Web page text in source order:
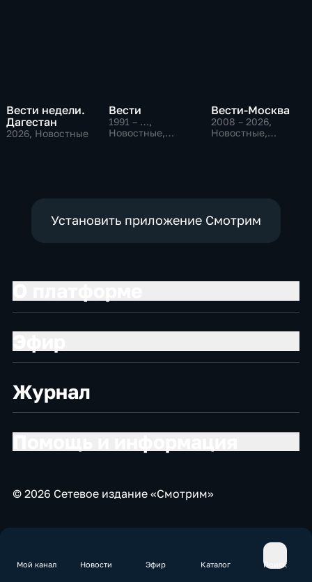
Мой канал Новости Эфир Каталог Поиск
Вести недели.
Дагестан
2026, Новостные
Вести
1991 – …,
Новостные,
Вести-Москва
2008 – 2026,
Новостные,
Установить приложение Смотрим
Журнал
© 2026 Сетевое издание «Смотрим»